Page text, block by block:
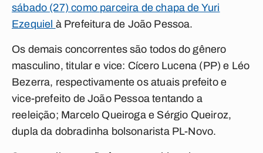
sábado (27) como parceira de chapa de Yuri
Ezequiel à Prefeitura de João Pessoa.
Os demais concorrentes são todos do gênero
masculino, titular e vice: Cícero Lucena (PP) e Léo
Bezerra, respectivamente os atuais prefeito e
vice-prefeito de João Pessoa tentando a
reeleição; Marcelo Queiroga e Sérgio Queiroz,
dupla da dobradinha bolsonarista PL-Novo.